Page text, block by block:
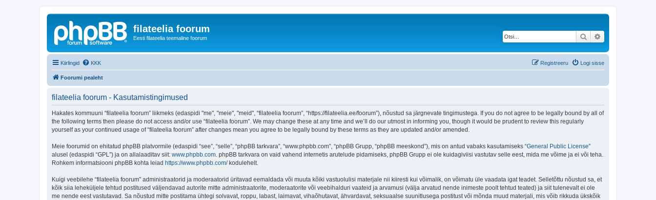
filateelia foorum
Eesti filateelia teemaline foorum Otsi
Kiirlingid KKK Logi sisse
Registreeru
Foorumi pealeht
filateelia foorum - Kasutamistingimused
Hakates kommuuni “filateelia foorum” liikmeks (edaspidi "me", "meie", "meid", “filateelia foorum”, “https://filateelia.ee/foorum”), nõustud sa järgnevate tingimustega. If you do not agree to be legally bound by all of
the following terms then please do not access and/or use “filateelia foorum”. We may change these at any time and we’ll do our utmost in informing you, though it would be prudent to review this regularly
yourself as your continued usage of “filateelia foorum” after changes mean you agree to be legally bound by these terms as they are updated and/or amended.
Meie foorumid on ehitatud phpBB platvormile (edaspidi “see”, “selle”, “phpBB tarkvara”, “www.phpbb.com”, “phpBB Grupp, “phpBB meeskond”), mis on antud vabaks kasutamiseks “General Public License”
alusel (edaspidi “GPL”) ja on allalaaditav siit: www.phpbb.com . phpBB tarkvara on vaid vahend internetis arutelude pidamiseks, phpBB Grupp ei ole kuidagiviisi vastutav selle eest, mida me võime ja ei või teha.
Rohkem informatsiooni phpBB kohta leiad https://www.phpbb.com/kodulehelt.
Kuigi veebilehe “filateelia foorum” administraatorid ja moderaatorid üritavad eemaldada või muuta kõiki vastuolulisi materjale nii kiiresti kui võimalik, on võimatu üle vaadata igat teadet. Selletõttu nõustud sa, et
kõik siia leheküljele tehtud postitused väljendavad autorite mitte administraatorite, moderaatorite või veebihalduri vaateid ja arvamusi (välja arvatud nende inimeste poolt tehtud teated) ja siit tulenevalt ei ole
me nende eest vastutavad. Sa nõustud mitte postitama ühtegi solvavat, roppu, labast, laimavat, vihaõhutavat, ähvardavat, seksuaalse suunitlusega postitust või mõnda muud materjali, mis võib rikkuda ükskõik